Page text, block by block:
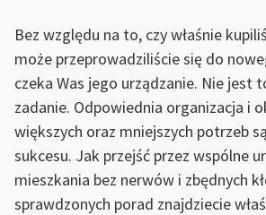
Bez względu na to, czy właśnie
może przeprowadziliście się do
czeka Was jego urządzanie. Nie jest
zadanie. Odpowiednia organizacja i
większych oraz mniejszych potrzeb
sukcesu. Jak przejść przez wspólne
mieszkania bez nerwów i zbędnych
sprawdzonych porad znajdziecie